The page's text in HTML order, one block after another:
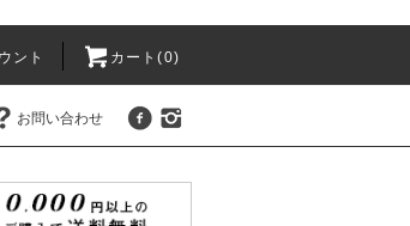
ント カート(0)
お問い合わせ